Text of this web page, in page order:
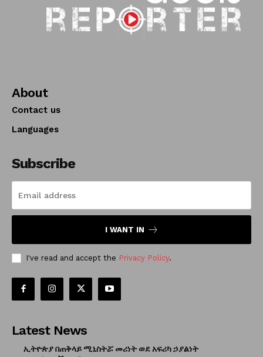
About
Contact us
Languages
Subscribe
I WANT IN
I've read and accept the Privacy Policy.
Latest News
ኢትዮጵያ በጠቅላይ ሚኒስትሯ መሪነት ወደ አፍሪካ ኃያልነት